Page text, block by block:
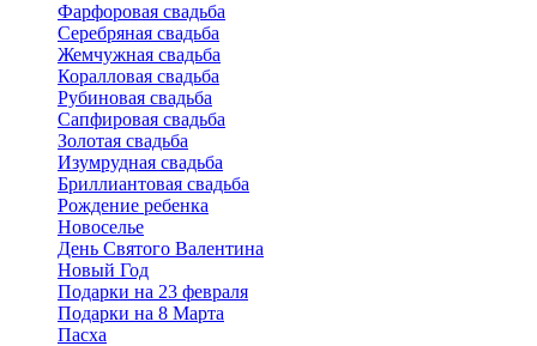
Фарфоровая свадьба
Серебряная свадьба
Жемчужная свадьба
Коралловая свадьба
Рубиновая свадьба
Сапфировая свадьба
Золотая свадьба
Изумрудная свадьба
Бриллиантовая свадьба
Рождение ребенка
Новоселье
День Святого Валентина
Новый Год
Подарки на 23 февраля
Подарки на 8 Марта
Пасха